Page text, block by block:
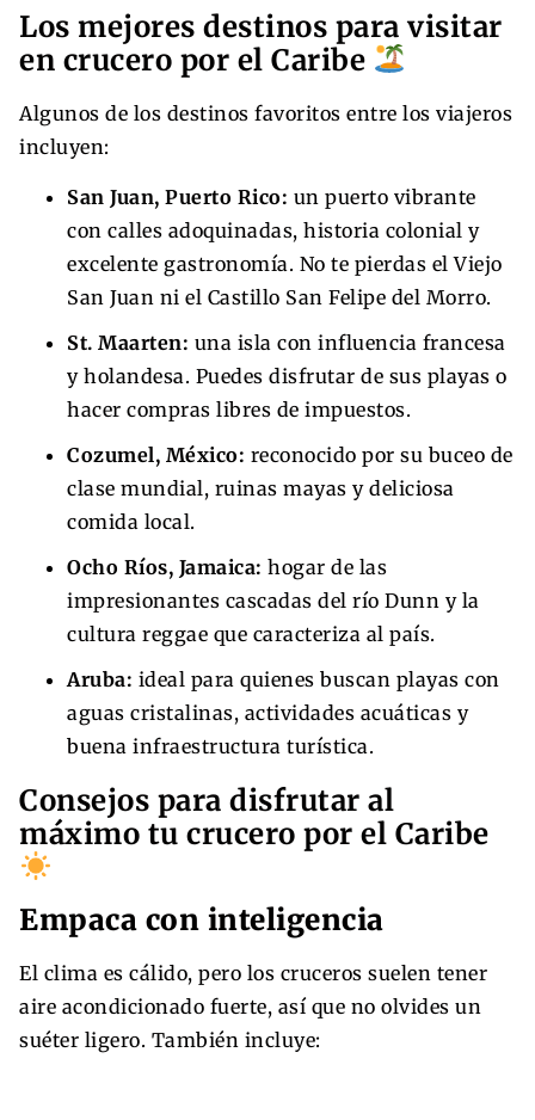
Los mejores destinos para visitar
en crucero por el Caribe
Algunos de los destinos favoritos entre los viajeros
incluyen:
San Juan, Puerto Rico: un puerto vibrante
con calles adoquinadas, historia colonial y
excelente gastronomía. No te pierdas el Viejo
San Juan ni el Castillo San Felipe del Morro.
St. Maarten: una isla con influencia francesa
y holandesa. Puedes disfrutar de sus playas o
hacer compras libres de impuestos.
Cozumel, México: reconocido por su buceo de
clase mundial, ruinas mayas y deliciosa
comida local.
Ocho Ríos, Jamaica: hogar de las
impresionantes cascadas del río Dunn y la
cultura reggae que caracteriza al país.
Aruba: ideal para quienes buscan playas con
aguas cristalinas, actividades acuáticas y
buena infraestructura turística.
Consejos para disfrutar al
máximo tu crucero por el Caribe
Empaca con inteligencia
El clima es cálido, pero los cruceros suelen tener
aire acondicionado fuerte, así que no olvides un
suéter ligero. También incluye: